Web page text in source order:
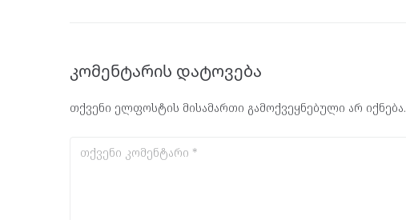
კომენტარის დატოვება
თქვენი ელფოსტის მისამართი გამოქვეყნებული არ იქნება.